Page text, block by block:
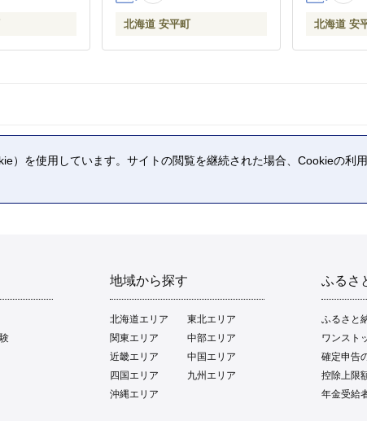
北海道 安平町 北海道 安
地域から探す
北海道エリア
東北エリア
関東エリア
中部エリア
近畿エリア
中国エリア
四国エリア
九州エリア
沖縄エリア
ふるさ
ふるさと
ワンスト
確定申告
控除上限
年金受給
）を使用しています。サイトの閲覧を継続された場合、Cookieの利